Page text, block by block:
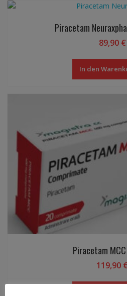
Piracetam
89,90 €
In den
Piracetam
119,90 €